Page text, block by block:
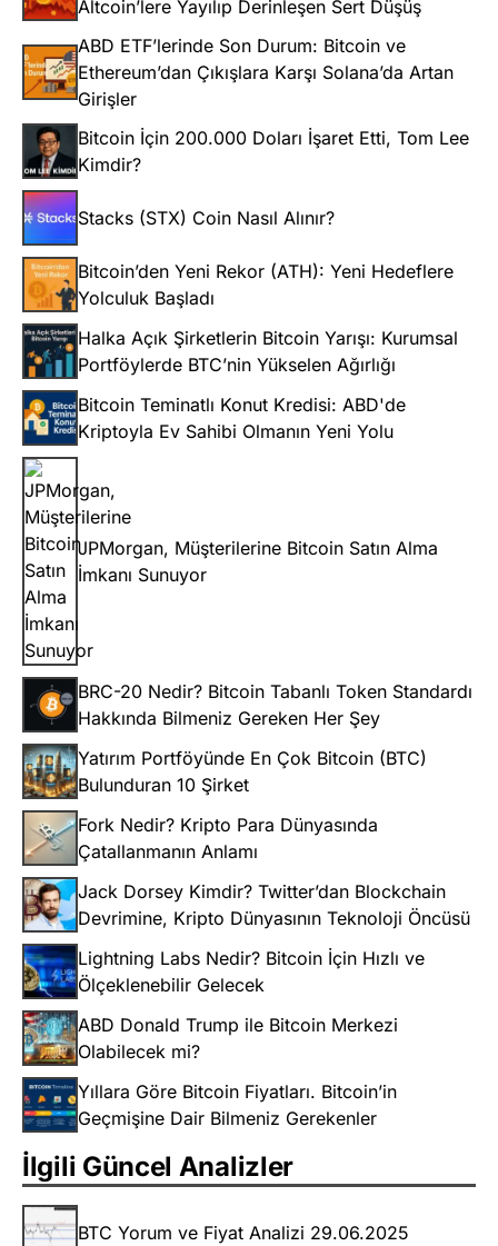
Altcoin’lere Yayılıp Derinleşen Sert Düşüş
ABD ETF’lerinde Son Durum: Bitcoin ve
Ethereum’dan Çıkışlara Karşı Solana’da Artan
Girişler
Bitcoin İçin 200.000 Doları İşaret Etti, Tom Lee
Kimdir?
Stacks (STX) Coin Nasıl Alınır?
Bitcoin’den Yeni Rekor (ATH): Yeni Hedeflere
Yolculuk Başladı
Halka Açık Şirketlerin Bitcoin Yarışı: Kurumsal
Portföylerde BTC’nin Yükselen Ağırlığı
Bitcoin Teminatlı Konut Kredisi: ABD'de
Kriptoyla Ev Sahibi Olmanın Yeni Yolu
JPMorgan, Müşterilerine Bitcoin Satın Alma
İmkanı Sunuyor
BRC-20 Nedir? Bitcoin Tabanlı Token Standardı
Hakkında Bilmeniz Gereken Her Şey
Yatırım Portföyünde En Çok Bitcoin (BTC)
Bulunduran 10 Şirket
Fork Nedir? Kripto Para Dünyasında
Çatallanmanın Anlamı
Jack Dorsey Kimdir? Twitter’dan Blockchain
Devrimine, Kripto Dünyasının Teknoloji Öncüsü
Lightning Labs Nedir? Bitcoin İçin Hızlı ve
Ölçeklenebilir Gelecek
ABD Donald Trump ile Bitcoin Merkezi
Olabilecek mi?
Yıllara Göre Bitcoin Fiyatları. Bitcoin’in
Geçmişine Dair Bilmeniz Gerekenler
İlgili Güncel Analizler
BTC Yorum ve Fiyat Analizi 29.06.2025